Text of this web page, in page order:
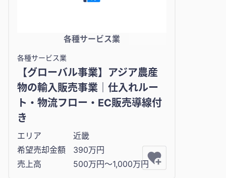
各種サービス業
各種サービス業
【グローバル事業】アジア農産
物の輸入販売事業｜仕入れルー
ト・物流フロー・EC販売導線付
き
エリア
近畿
希望売却金額
390万円
売上高
500万円〜1,000万円